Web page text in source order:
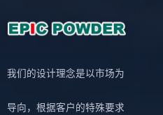
我们的设计理念是以市场为
导向，根据客户的特殊要求